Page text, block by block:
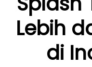
Lebih
di